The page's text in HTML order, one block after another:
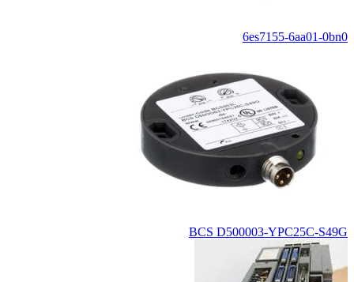
6es7155-6aa01-0bn0
BCS D500003-YPC25C-S49G